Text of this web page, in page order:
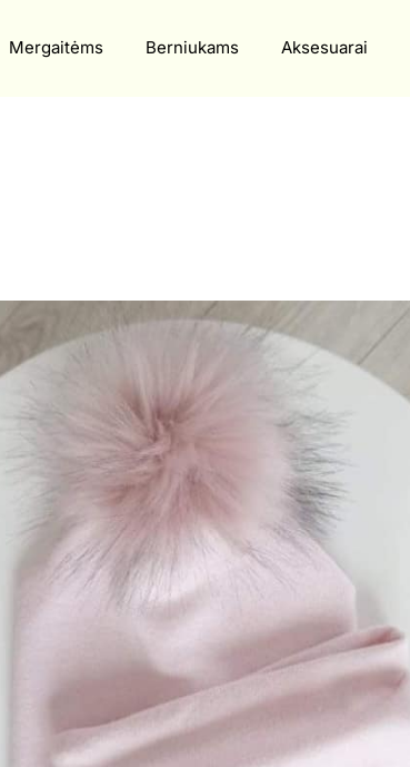
Mergaitėms Berniukams Aksesuarai